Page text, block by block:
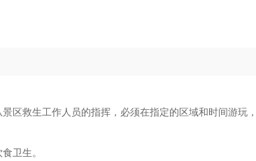
区救生工作人员的指挥，必须在指定的区域和时间游玩
卫生。